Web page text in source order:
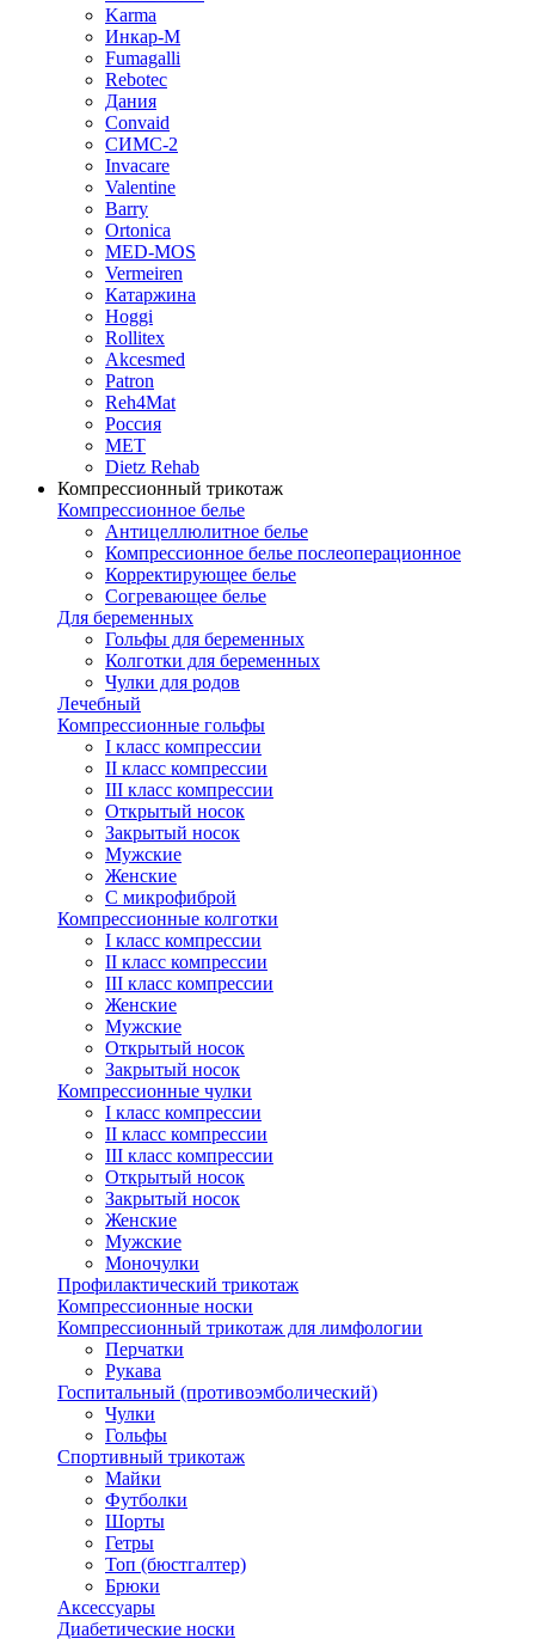
Karma
Инкар-М
Fumagalli
Rebotec
Дания
Convaid
СИМС-2
Invacare
Valentine
Barry
Ortonica
MED-MOS
Vermeiren
Катаржина
Hoggi
Rollitex
Akcesmed
Patron
Reh4Mat
Россия
МЕТ
Dietz Rehab
Компрессионный трикотаж
Компрессионное белье
Антицеллюлитное белье
Компрессионное белье послеоперационное
Корректирующее белье
Согревающее белье
Для беременных
Гольфы для беременных
Колготки для беременных
Чулки для родов
Лечебный
Компрессионные гольфы
I класс компрессии
II класс компрессии
III класс компрессии
Открытый носок
Закрытый носок
Мужские
Женские
С микрофиброй
Компрессионные колготки
I класс компрессии
II класс компрессии
III класс компрессии
Женские
Мужские
Открытый носок
Закрытый носок
Компрессионные чулки
I класс компрессии
II класс компрессии
III класс компрессии
Открытый носок
Закрытый носок
Женские
Мужские
Моночулки
Профилактический трикотаж
Компрессионные носки
Компрессионный трикотаж для лимфологии
Перчатки
Рукава
Госпитальный (противоэмболический)
Чулки
Гольфы
Спортивный трикотаж
Майки
Футболки
Шорты
Гетры
Топ (бюстгалтер)
Брюки
Аксессуары
Диабетические носки